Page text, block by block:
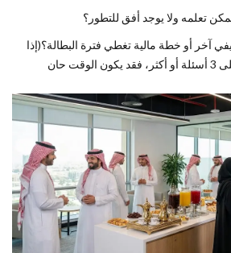
تعلمه ولا يوجد أفق للتطور؟
أو خطة مالية تغطي فترة البطالة؟(إذا
كانت إجابتك “نعم” على 3 أسئلة أو أكثر، فقد يكون الوقت حان